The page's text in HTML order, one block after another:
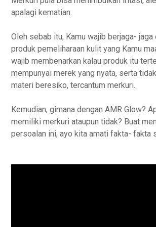
apalagi kematian.
Oleh sebab itu, Kamu wajib berjaga- jaga
produk pemeliharaan kulit yang Kamu
wajib membenarkan kalau produk itu
mempunyai merek yang nyata, serta
materi beresiko, tercantum merkuri.
Kemudian, gimana dengan AMR Glow?
memiliki merkuri ataupun tidak? Buat
persoalan ini, ayo kita amati fakta- fakta